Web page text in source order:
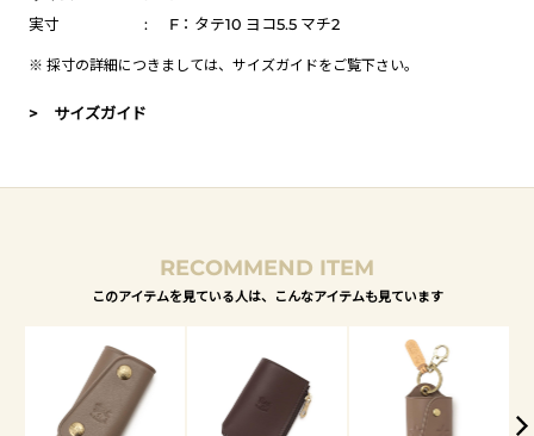
実寸
: F：タテ10 ヨコ5.5 マチ2
※ 採寸の詳細につきましては、 サイズガイドをご覧下さい。
> サイズガイド
RECOMMEND ITEM
このアイテムを見ている人は、こんなアイテムも見ています